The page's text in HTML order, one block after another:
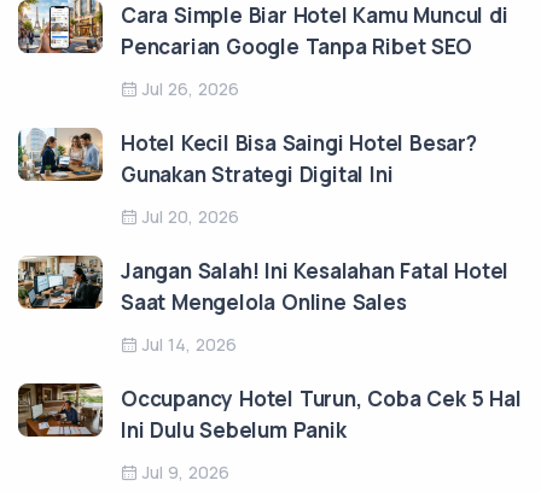
Cara Simple Biar Hotel Kamu Muncul di
Pencarian Google Tanpa Ribet SEO
Jul 26, 2026
Hotel Kecil Bisa Saingi Hotel Besar?
Gunakan Strategi Digital Ini
Jul 20, 2026
Jangan Salah! Ini Kesalahan Fatal Hotel
Saat Mengelola Online Sales
Jul 14, 2026
Occupancy Hotel Turun, Coba Cek 5 Hal
Ini Dulu Sebelum Panik
Jul 9, 2026